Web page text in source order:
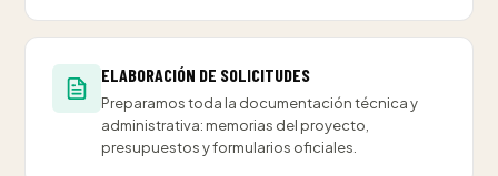
ELABORACIÓN DE SOLICITUDES
Preparamos toda la documentación técnica y
administrativa: memorias del proyecto,
presupuestos y formularios oficiales.